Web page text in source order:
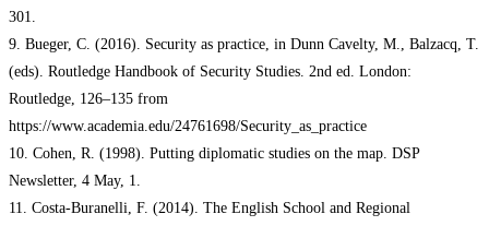
301.
9. Bueger, C. (2016). Security as practice, in Dunn Cavelty, M., Balzacq, T.
(eds). Routledge Handbook of Security Studies. 2nd ed. London:
Routledge, 126–135 from
https://www.academia.edu/24761698/Security_as_practice
10. Cohen, R. (1998). Putting diplomatic studies on the map. DSP
Newsletter, 4 May, 1.
11. Costa-Buranelli, F. (2014). The English School and Regional